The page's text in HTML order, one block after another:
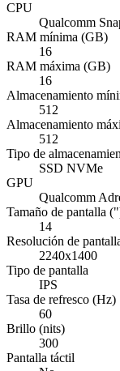
CPU
Qualcomm
RAM mínima (GB)
16
RAM máxima (GB)
16
Almacenamiento
512
Almacenamiento
512
Tipo de
SSD NVMe
GPU
Qualcomm
Tamaño de pantalla
14
Resolución de
2240x1400
Tipo de pantalla
IPS
Tasa de refresco (Hz)
60
Brillo (nits)
300
Pantalla táctil